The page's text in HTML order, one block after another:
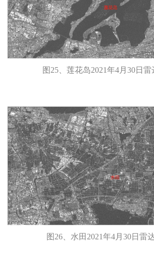
图25、莲花岛2021年4月30日雷
图26、水田2021年4月30日雷